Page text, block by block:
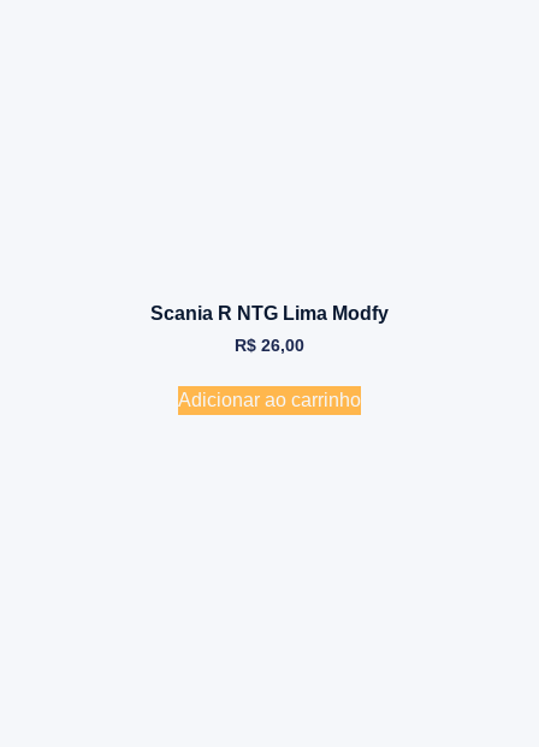
Scania R NTG Lima Modfy
R$ 26,00
Adicionar ao carrinho